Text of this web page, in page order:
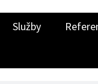
Služby